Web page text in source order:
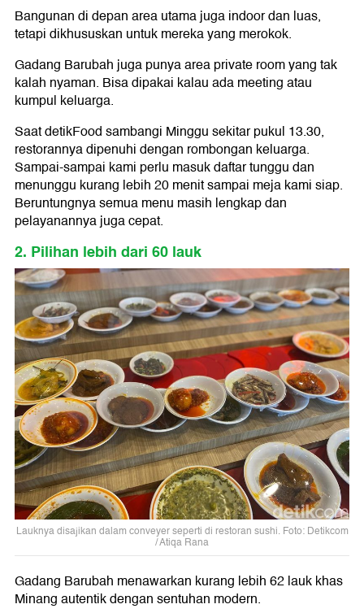
Bangunan di depan area utama juga indoor dan luas,
tetapi dikhususkan untuk mereka yang merokok.
Gadang Barubah juga punya area private room yang tak
kalah nyaman. Bisa dipakai kalau ada meeting atau
kumpul keluarga.
Saat detikFood sambangi Minggu sekitar pukul 13.30,
restorannya dipenuhi dengan rombongan keluarga.
Sampai-sampai kami perlu masuk daftar tunggu dan
menunggu kurang lebih 20 menit sampai meja kami siap.
Beruntungnya semua menu masih lengkap dan
pelayanannya juga cepat.
2. Pilihan lebih dari 60 lauk
Lauknya disajikan dalam conveyer seperti di restoran sushi. Foto: Detikcom
/ Atiqa Rana
Gadang Barubah menawarkan kurang lebih 62 lauk khas
Minang autentik dengan sentuhan modern.